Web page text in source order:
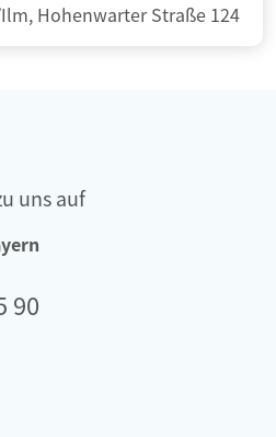
Hohenwarter Straße 124
uns auf
90